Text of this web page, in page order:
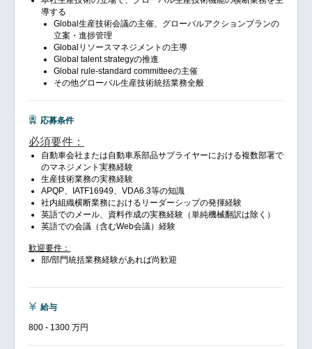
導する
Global生産技術会議の主催、グローバルアクションプランの
立案・進捗管理
Globalリソースマネジメントの主導
Global talent strategyの推進
Global rule-standard committeeの主催
その他グローバル生産技術統括業務全般
応募条件
必須要件：
自動車会社または自動車系部品サプライヤーにおける複数部署で
のマネジメント実務経験
生産技術業務の実務経験
APQP、IATF16949、VDA6.3等の知識
社内組織横断業務におけるリーダーシップの発揮経験
英語でのメール、資料作成の実務経験（単純機械翻訳は除く）
英語での会議（含むWeb会議）経験
歓迎要件：
部/部門統括業務経験があれば尚歓迎
給与
800 - 1300 万円